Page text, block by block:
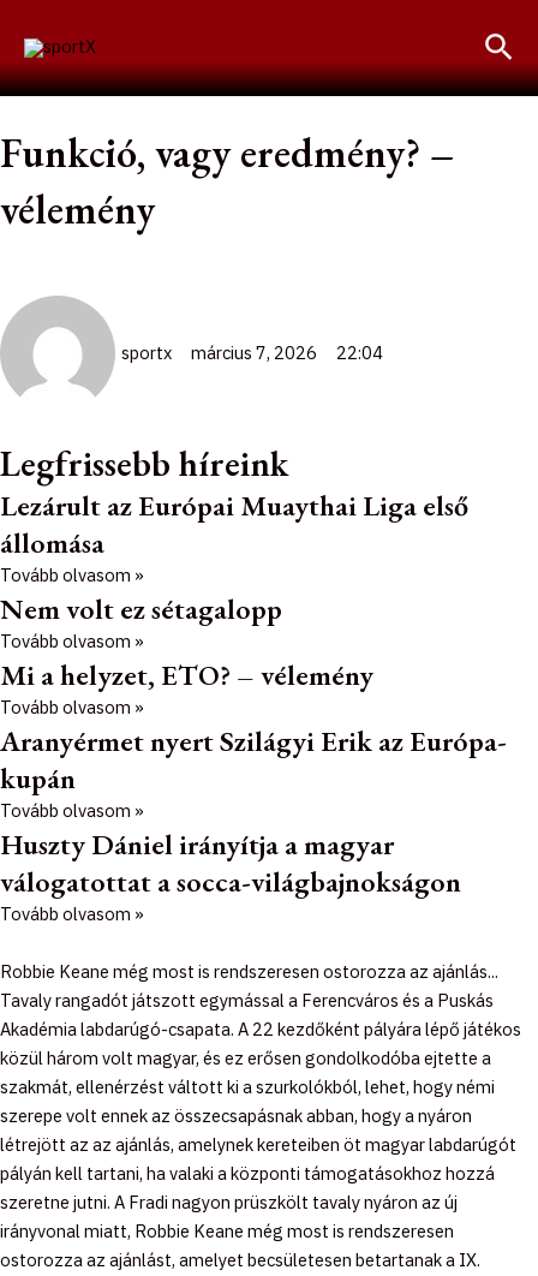
content
Funkció, vagy eredmény? –
vélemény
sportx március 7, 2026 22:04
Legfrissebb híreink
Lezárult az Európai Muaythai Liga első
állomása
Tovább olvasom »
Nem volt ez sétagalopp
Tovább olvasom »
Mi a helyzet, ETO? – vélemény
Tovább olvasom »
Aranyérmet nyert Szilágyi Erik az Európa-
kupán
Tovább olvasom »
Huszty Dániel irányítja a magyar
válogatottat a socca-világbajnokságon
Tovább olvasom »
Robbie Keane még most is rendszeresen ostorozza az ajánlás...
Tavaly rangadót játszott egymással a Ferencváros és a Puskás
Akadémia labdarúgó-csapata. A 22 kezdőként pályára lépő játékos
közül három volt magyar, és ez erősen gondolkodóba ejtette a
szakmát, ellenérzést váltott ki a szurkolókból, lehet, hogy némi
szerepe volt ennek az összecsapásnak abban, hogy a nyáron
létrejött az az ajánlás, amelynek kereteiben öt magyar labdarúgót
pályán kell tartani, ha valaki a központi támogatásokhoz hozzá
szeretne jutni. A Fradi nagyon prüszkölt tavaly nyáron az új
irányvonal miatt, Robbie Keane még most is rendszeresen
ostorozza az ajánlást, amelyet becsületesen betartanak a IX.